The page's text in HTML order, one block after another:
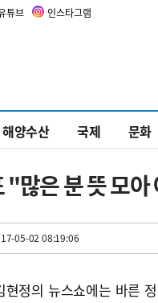
튜브 인스타그램
해양수산 국제 문화
"많은 분 뜻 모
05-02 08:19:06
현정의 뉴스쇼에는 바른